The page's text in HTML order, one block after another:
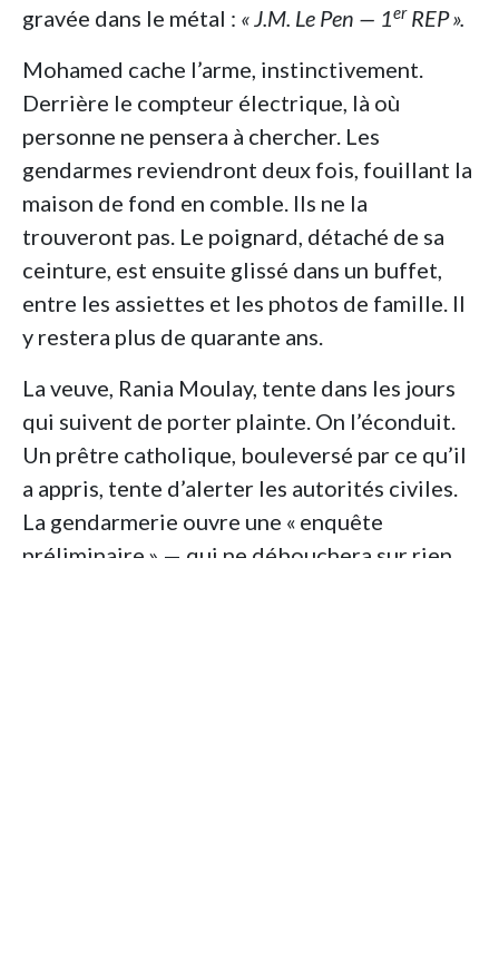
gravée dans le métal : «J.M. Le Pen — 1erREP».
Mohamed cache l’arme, instinctivement.
Derrière le compteur électrique, là où
personne ne pensera à chercher. Les
gendarmes reviendront deux fois, fouillant la
maison de fond en comble. Ils ne la
trouveront pas. Le poignard, détaché de sa
ceinture, est ensuite glissé dans un buffet,
entre les assiettes et les photos de famille. Il
y restera plus de quarante ans.
La veuve, Rania Moulay, tente dans les jours
qui suivent de porter plainte. On l’éconduit.
Un prêtre catholique, bouleversé par ce qu’il
a appris, tente d’alerter les autorités civiles.
La gendarmerie ouvre une « enquête
préliminaire » — qui ne débouchera sur rien.